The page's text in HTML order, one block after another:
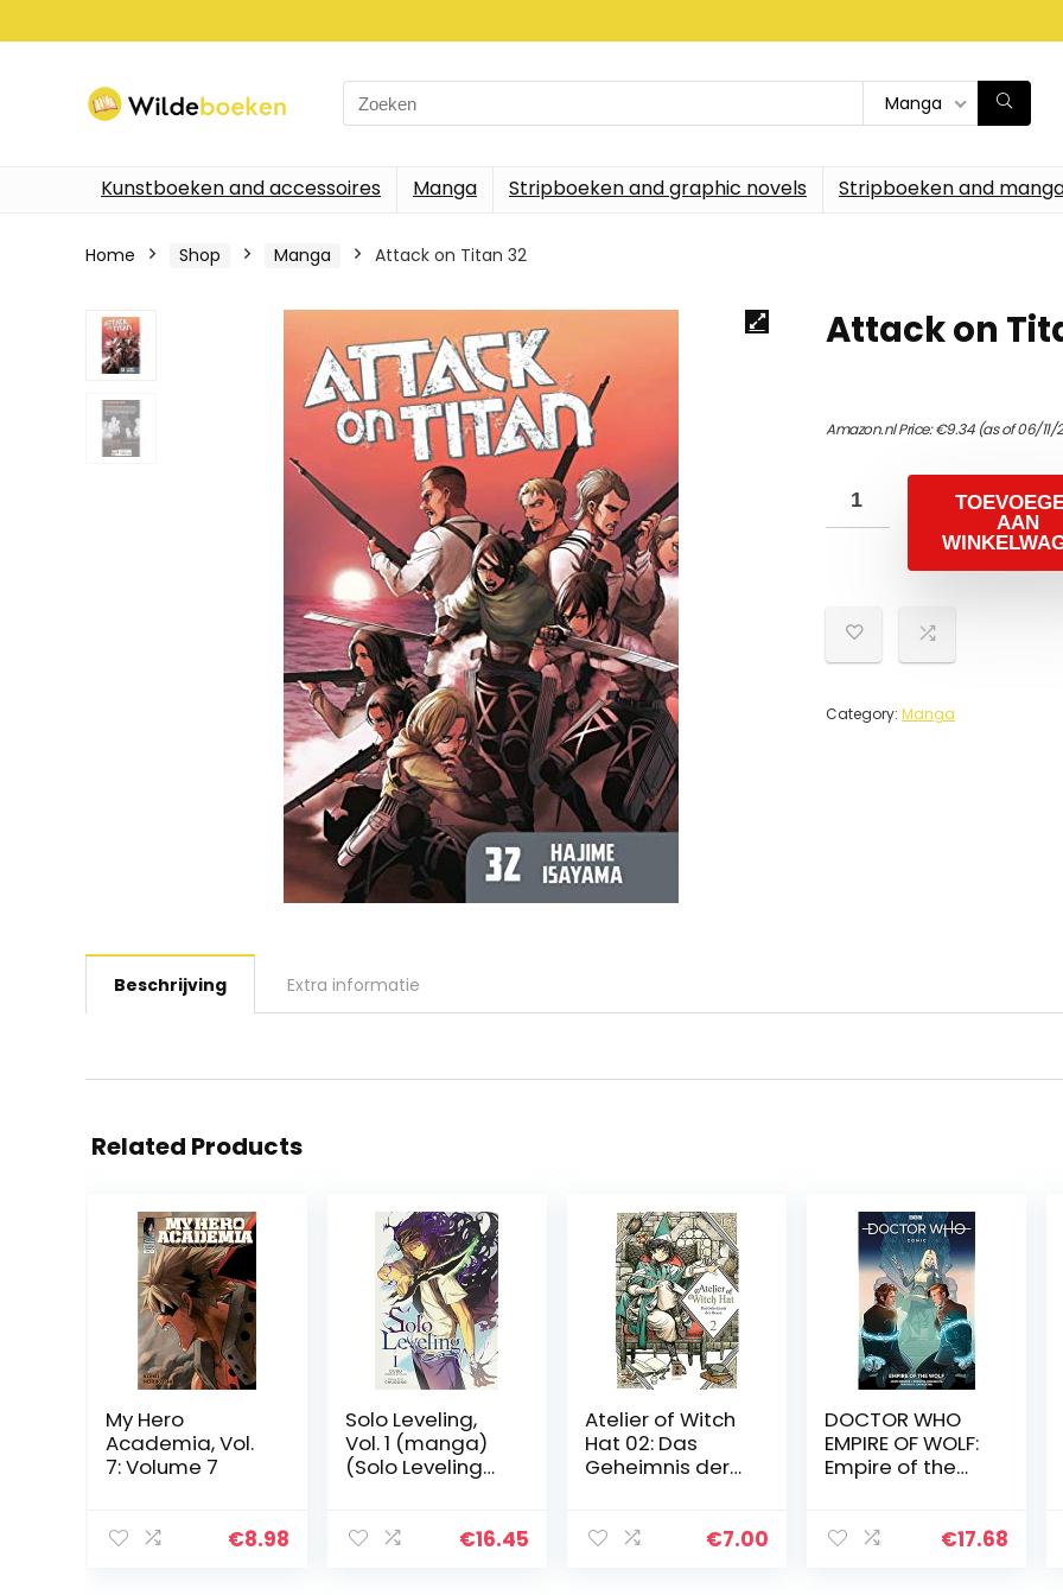
Search
for:
Manga
Kunstboeken and accessoires Manga Stripboeken and graphic novels Stripboeken and
Home Shop Manga Attack on Titan 32
Attack on
Amazon.nl Price:€9.34(as of 06/11/
AAN
Category: Manga
Beschrijving Extra informatie
Related Products
My Hero
Academia, Vol.
7: Volume 7
€8.98
Solo Leveling,
Vol. 1 (manga)
(Solo Leveling
€16.45
Atelier of Witch
Hat 02: Das
Geheimnis der
€7.00
DOCTOR WHO
EMPIRE OF WOLF:
Empire of the
€17.68